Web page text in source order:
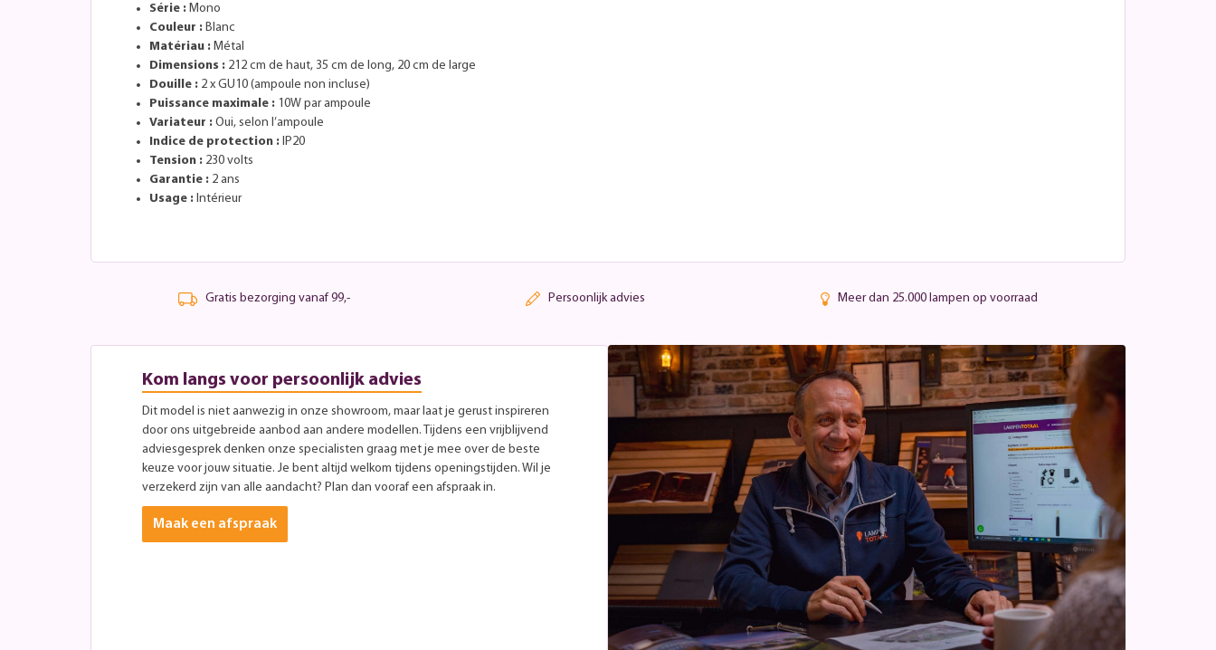
Série : Mono
Couleur : Blanc
Matériau : Métal
Dimensions : 212 cm de haut, 35 cm de long, 20 cm de large
Douille : 2 x GU10 (ampoule non incluse)
Puissance maximale : 10W par ampoule
Variateur : Oui, selon l’ampoule
Indice de protection : IP20
Tension : 230 volts
Garantie : 2 ans
Usage : Intérieur
Gratis bezorging vanaf 99,- Persoonlijk advies Meer dan 25.000 lampen op voorraad
Kom langs voor persoonlijk advies
Dit model is niet aanwezig in onze showroom, maar laat je gerust inspireren
door ons uitgebreide aanbod aan andere modellen. Tijdens een vrijblijvend
adviesgesprek denken onze specialisten graag met je mee over de beste
keuze voor jouw situatie. Je bent altijd welkom tijdens openingstijden. Wil je
verzekerd zijn van alle aandacht? Plan dan vooraf een afspraak in.
Maak een afspraak